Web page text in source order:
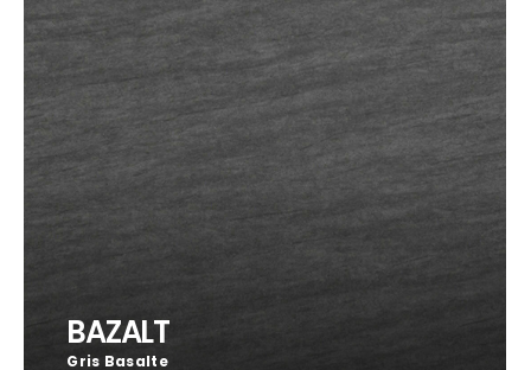
BAZALT
Gris Basalte